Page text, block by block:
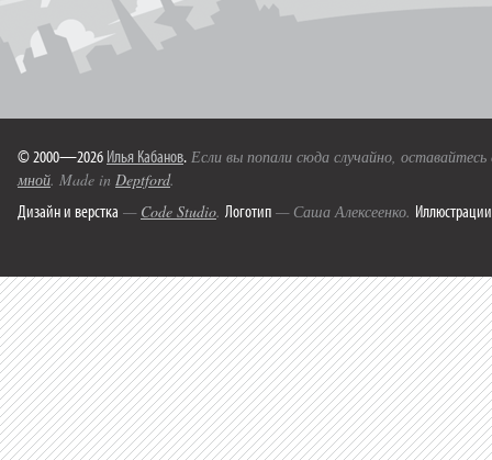
© 2000—2026 Илья Кабанов. Если вы попали сюда случайно,
мной. Made in Deptford.
Дизайн и верстка — Code Studio. Логотип — Саша Алексеенко. Иллюстрации